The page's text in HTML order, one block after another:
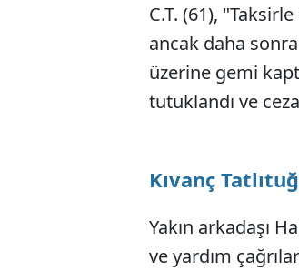
C.T. (61),
ancak daha sonra
üzerine gemi
tutuklandı ve
Kıvanç
Yakın arkadaşı
ve yardım